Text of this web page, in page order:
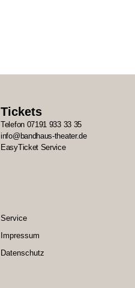
Tickets
Telefon 07191 933 33 35
info@bandhaus-theater.de
EasyTicket Service
Service
Impressum
Datenschutz